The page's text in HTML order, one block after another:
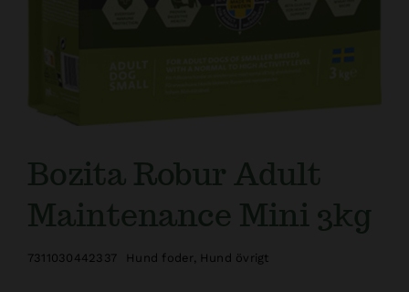
Bozita Robur Adult
Maintenance Mini 3kg
7311030442337 Hund foder , Hund övrigt